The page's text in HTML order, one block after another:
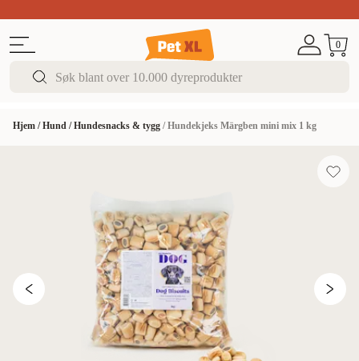
0
Hjem /Hund /Hundesnacks & tygg /Hundekjeks Märgben mini mix 1 kg